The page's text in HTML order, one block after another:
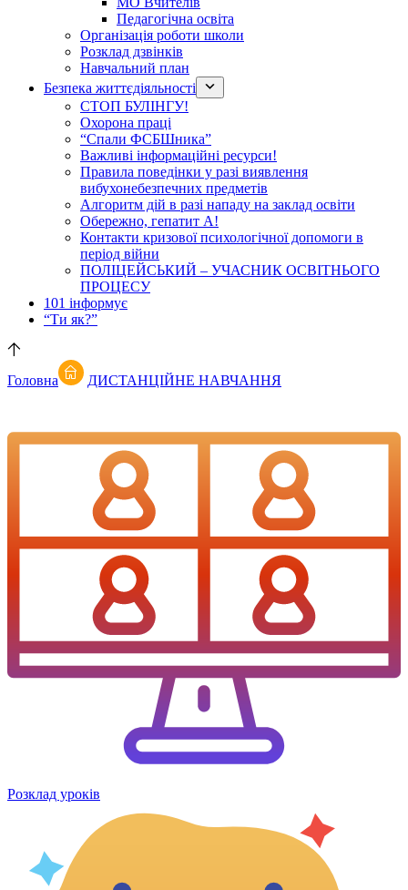
Педагогічна освіта
Організація роботи школи
Розклад дзвінків
Навчальний план
Безпека життєдіяльності
СТОП БУЛІНГУ!
Охорона праці
“Спали ФСБШника”
Важливі інформаційні ресурси!
Правила поведінки у разі виявлення
вибухонебезпечних предметів
Алгоритм дій в разі нападу на заклад освіти
Обережно, гепатит А!
Контакти кризової психологічної допомоги в
період війни
ПОЛІЦЕЙСЬКИЙ – УЧАСНИК ОСВІТНЬОГО
ПРОЦЕСУ
101 інформує
“Ти як?”
Головна ДИСТАНЦІЙНЕ НАВЧАННЯ
Розклад уроків